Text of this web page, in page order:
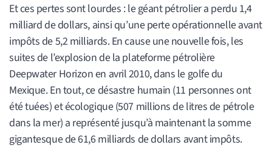
Et ces pertes sont lourdes : le géant pétrolier a perdu 1,4
milliard de dollars, ainsi qu’une perte opérationnelle avant
impôts de 5,2 milliards. En cause une nouvelle fois, les
suites de l’explosion de la plateforme pétrolière
Deepwater Horizon en avril 2010, dans le golfe du
Mexique. En tout, ce désastre humain (11 personnes ont
été tuées) et écologique (507 millions de litres de pétrole
dans la mer) a représenté jusqu’à maintenant la somme
gigantesque de 61,6 milliards de dollars avant impôts.